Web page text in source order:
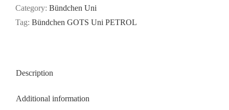
PETROL
quantity
Category: Bündchen Uni
Tag: Bündchen GOTS Uni PETROL
Description
Additional information